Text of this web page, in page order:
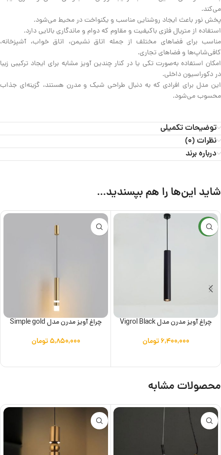
می‌کند.
پخش نور باعث ایجاد روشنایی مناسب و یکنواخت در محیط می‌شود.
استفاده از متریال فلزی باکیفیت و مقاوم که دوام و ماندگاری بالایی دارد.
مناسب برای فضاهای مختلف از جمله اتاق نشیمن، اتاق خواب، آشپزخانه،
کافی‌شاپ‌ها و فضاهای تجاری.
امکان استفاده به‌صورت تکی یا در کنار چندین آویز مشابه برای ایجاد ترکیبی زیبا
در دکوراسیون داخلی.
این مدل برای افرادی که به دنبال طراحی شیک و مدرن هستند، گزینه‌ای جذاب
محسوب می‌شود.
توضیحات تکمیلی
نظرات (0)
درباره برند
شاید این‌ها را هم بپسندید…
جدید
چراغ آویز مدرن مدل Vigrol Black
۶,۴۰۰,۰۰۰تومان
چراغ آویز مدرن مدل Simple gold
۵,۸۵۰,۰۰۰تومان
محصولات مشابه